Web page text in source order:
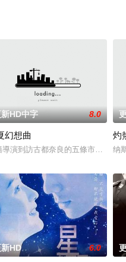
comes to the Carpathian
HD中字 8.0
幻想曲
導演到訪古都奈良的五條市，寫成
灼
纳
HD 6.0